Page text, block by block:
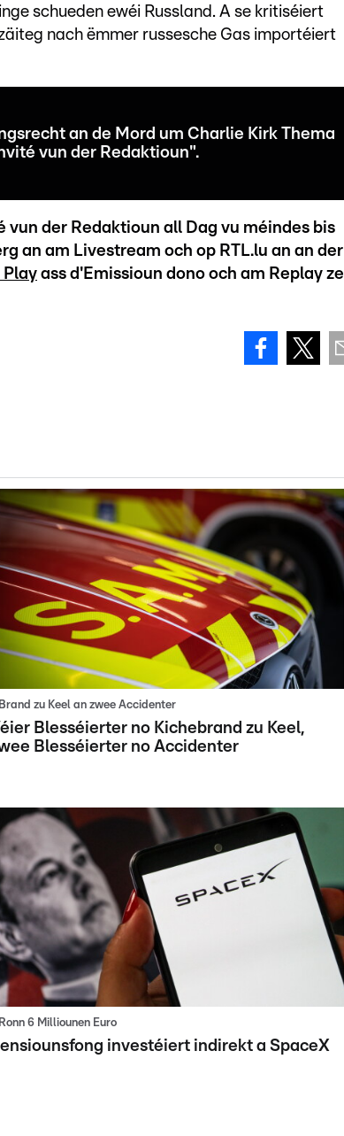
schueden ewéi Russland. A se kritiséiert
nach ëmmer russesche Gas importéiert
an de Mord um Charlie Kirk Thema
vun der Redaktioun".
der Redaktioun all Dag vu méindes bis
an am Livestream och op RTL.lu an an der
Play ass d'Emissioun dono och am Replay ze
Brand zu Keel an zwee Accidenter
Blesséierter no Kichebrand zu Keel,
Blesséierter no Accidenter
Ronn 6 Milliounen Euro
investéiert indirekt a SpaceX